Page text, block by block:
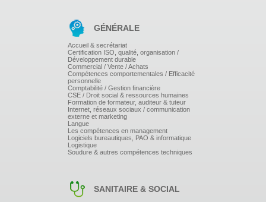
METHODES ET MOYENS PEDAGOGIQUES
Formation et progression individualisées
Support de cours sur les 2 procédés remis au stagiaire
Démonstrations pratiques du formateur
Mise à disposition par soudeur d'une cabine équipée de
poste ARC et OXY ainsi que des éprouvettes de
soudure
Après chaque soudure réalisée, contrôle par le
formateur afin de déterminer les causes des défauts
des soudures et d'apporter la solution pour les
supprimer
GÉNÉRALE
Accueil & secrétariat
Certification ISO, qualité, organisation /
Développement durable
Commercial / Vente / Achats
Compétences comportementales / Efficacité
personnelle
Comptabilité / Gestion financière
CSE / Droit social & ressources humaines
Formation de formateur, auditeur & tuteur
Internet, réseaux sociaux / communication
externe et marketing
Langue
Les compétences en management
Logiciels bureautiques, PAO & informatique
Logistique
Soudure & autres compétences techniques
SANITAIRE & SOCIAL